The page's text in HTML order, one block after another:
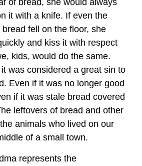
of bread, she would always
it with a knife. If even the
fell on the floor, she
and kiss it with respect
kids, would do the same.
was considered a great sin to
Even if it was no longer good
if it was stale bread covered
leftovers of bread and other
animals who lived on our
of a small town.
represents the